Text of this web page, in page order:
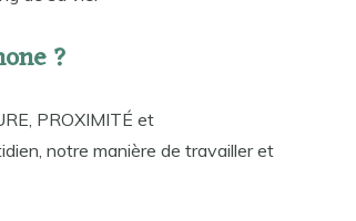
?
PROXIMITÉ et
notre manière de travailler et